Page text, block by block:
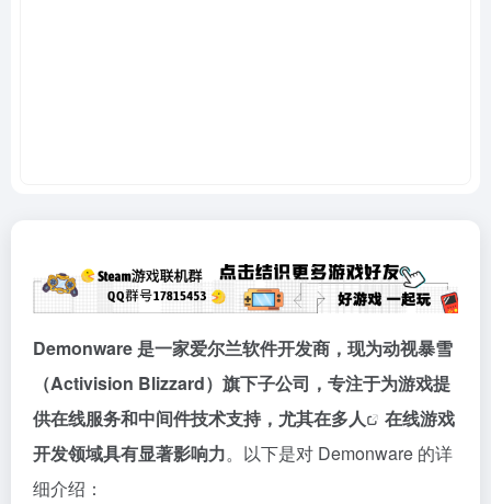
Demonware 是一家爱尔兰软件开发商，现为动视暴雪
（Activision Blizzard）旗下子公司，专注于为游戏提
供在线服务和中间件技术支持，尤其在多人
在线游戏
开发领域具有显著影响力。以下是对 Demonware 的详
细介绍：